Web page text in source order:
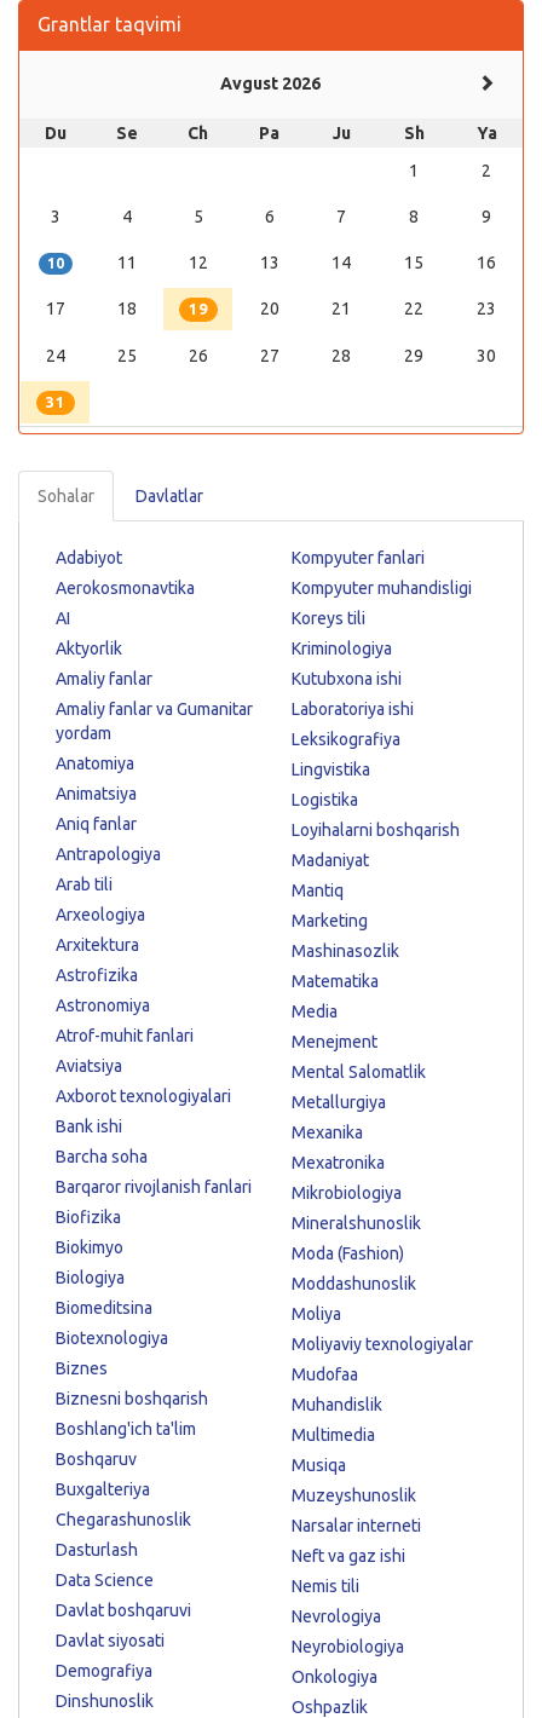
Grantlar taqvimi
Avgust 2026
Du Se Ch Pa Ju Sh
Ya
1
2
3 4 5 6 7 8 9
10 11 12 13 14 15 16
17 18 19 20 21 22 23
24 25 26 27 28 29 30
31
Sohalar Davlatlar
Adabiyot
Aerokosmonavtika
AI
Aktyorlik
Amaliy fanlar
Amaliy fanlar va Gumanitar
yordam
Anatomiya
Animatsiya
Aniq fanlar
Antrapologiya
Arab tili
Arxeologiya
Arxitektura
Astrofizika
Astronomiya
Atrof-muhit fanlari
Aviatsiya
Axborot texnologiyalari
Bank ishi
Barcha soha
Barqaror rivojlanish fanlari
Biofizika
Biokimyo
Biologiya
Biomeditsina
Biotexnologiya
Biznes
Biznesni boshqarish
Boshlang'ich ta'lim
Boshqaruv
Buxgalteriya
Chegarashunoslik
Dasturlash
Data Science
Davlat boshqaruvi
Davlat siyosati
Demografiya
Dinshunoslik
Kompyuter fanlari
Kompyuter muhandisligi
Koreys tili
Kriminologiya
Kutubxona ishi
Laboratoriya ishi
Leksikografiya
Lingvistika
Logistika
Loyihalarni boshqarish
Madaniyat
Mantiq
Marketing
Mashinasozlik
Matematika
Media
Menejment
Mental Salomatlik
Metallurgiya
Mexanika
Mexatronika
Mikrobiologiya
Mineralshunoslik
Moda (Fashion)
Moddashunoslik
Moliya
Moliyaviy texnologiyalar
Mudofaa
Muhandislik
Multimedia
Musiqa
Muzeyshunoslik
Narsalar interneti
Neft va gaz ishi
Nemis tili
Nevrologiya
Neyrobiologiya
Onkologiya
Oshpazlik